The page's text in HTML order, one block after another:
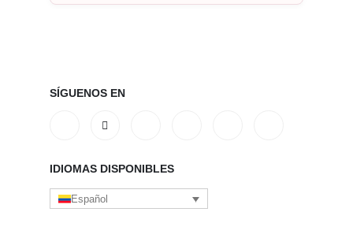
SÍGUENOS EN
IDIOMAS DISPONIBLES
Español